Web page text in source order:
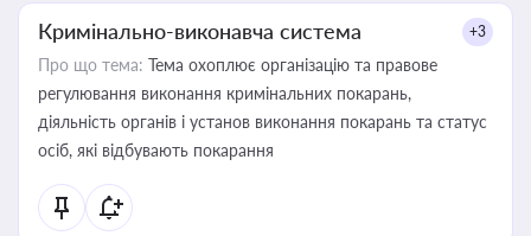
Кримінально-виконавча система +3
Про що тема: Тема охоплює організацію та правове
регулювання виконання кримінальних покарань,
діяльність органів і установ виконання покарань та статус
осіб, які відбувають покарання